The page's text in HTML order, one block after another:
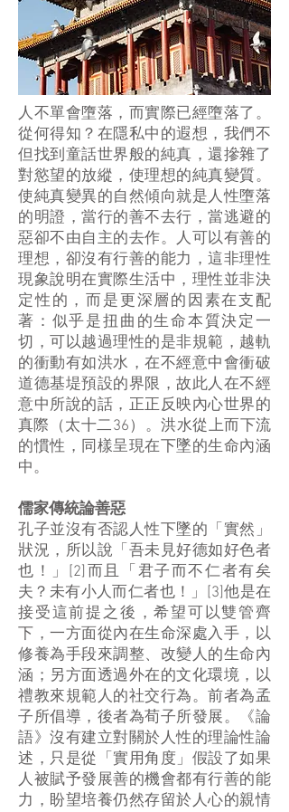
人不單會墮落，而實際已經墮落了。
從何得知？在隱私中的遐想，我們不
但找到童話世界般的純真，還摻雜了
對慾望的放縱，使理想的純真變質。
使純真變異的自然傾向就是人性墮落
的明證，當行的善不去行，當逃避的
惡卻不由自主的去作。人可以有善的
理想，卻沒有行善的能力，這非理性
現象說明在實際生活中，理性並非決
定性的，而是更深層的因素在支配
著：似乎是扭曲的生命本質決定一
切，可以越過理性的是非規範，越軌
的衝動有如洪水，在不經意中會衝破
道德基堤預設的界限，故此人在不經
意中所說的話，正正反映內心世界的
真際（太十二36）。洪水從上而下流
的慣性，同樣呈現在下墜的生命內涵
中。
儒家傳統論善惡
孔子並沒有否認人性下墜的「實然」
狀況，所以說「吾未見好德如好色者
也！」[2]而且「君子而不仁者有矣
夫？未有小人而仁者也！」[3]他是在
接受這前提之後，希望可以雙管齊
下，一方面從內在生命深處入手，以
修養為手段來調整、改變人的生命內
涵；另方面透過外在的文化環境，以
禮教來規範人的社交行為。前者為孟
子所倡導，後者為荀子所發展。《論
語》沒有建立對關於人性的理論性論
述，只是從「實用角度」假設了如果
人被賦予發展善的機會都有行善的能
力，盼望培養仍然存留於人心的親情